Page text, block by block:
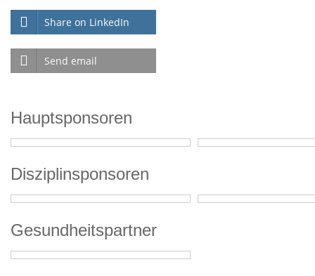
Share on LinkedIn
Send email
Hauptsponsoren
Disziplinsponsoren
Gesundheitspartner